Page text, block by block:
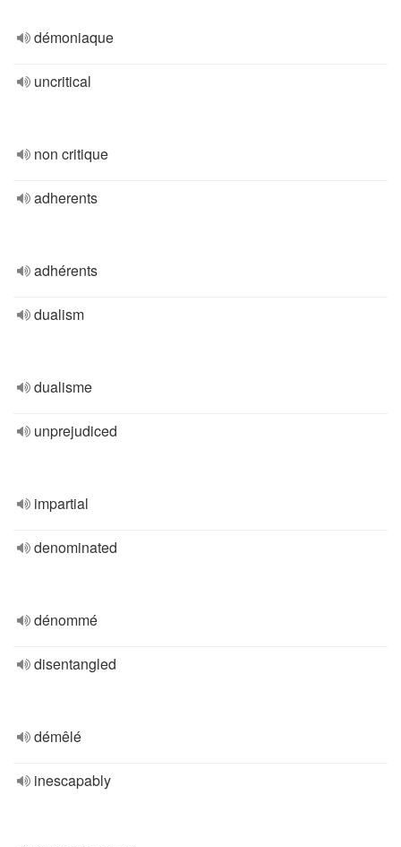
démoniaque
uncritical
non critique
adherents
adhérents
dualism
dualisme
unprejudiced
impartial
denominated
dénommé
disentangled
démêlé
inescapably